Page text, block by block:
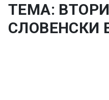
ТЕМА:
СЛОВЕНСКИ